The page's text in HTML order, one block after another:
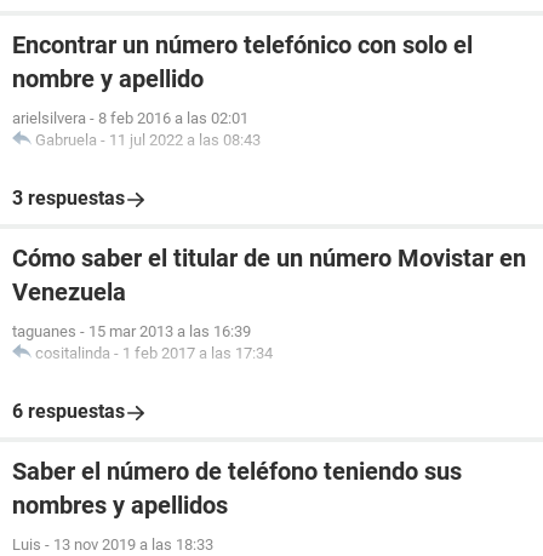
Encontrar un número telefónico con solo el
nombre y apellido
arielsilvera - 8 feb 2016 a las 02:01
Gabruela - 11 jul 2022 a las 08:43
3 respuestas
Cómo saber el titular de un número Movistar en
Venezuela
taguanes - 15 mar 2013 a las 16:39
cositalinda - 1 feb 2017 a las 17:34
6 respuestas
Saber el número de teléfono teniendo sus
nombres y apellidos
Luis - 13 nov 2019 a las 18:33